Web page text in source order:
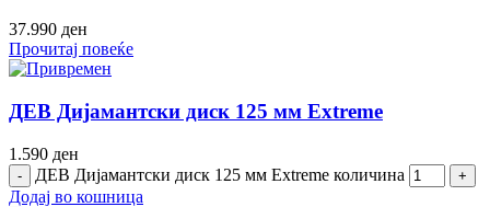
37.990 ден
Прочитај повеќе
ДЕВ Дијамантски диск 125 мм Extreme
1.590 ден
ДЕВ Дијамантски диск 125 мм Extreme количина
Додај во кошница